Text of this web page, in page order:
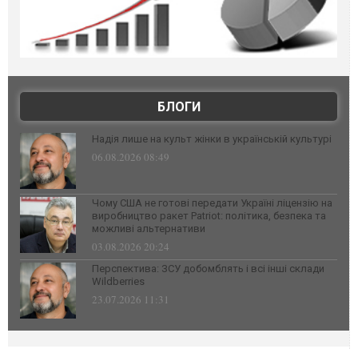
БЛОГИ
Надія лише на культ жінки в українській культурі
06.08.2026 08:49
Чому США не готові передати Україні ліцензію на
виробництво ракет Patriot: політика, безпека та
можливі альтернативи
03.08.2026 20:24
Перспектива: ЗСУ добомблять і всі інші склади
Wildberries
23.07.2026 11:31